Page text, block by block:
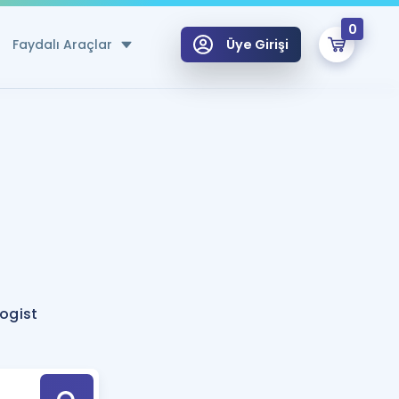
Faydalı Araçlar
Hesaplama Aracı
için Öneriler
Tek Takvimde
Üye Girişi
0
Hoca ile seni sınava hazırlayacak onlarca eğitim seni bekliyor!